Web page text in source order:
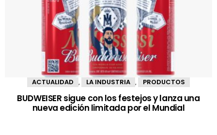
ACTUALIDAD LA INDUSTRIA PRODUCTOS
BUDWEISER sigue con los festejos y lanza una
nueva edición limitada por el Mundial